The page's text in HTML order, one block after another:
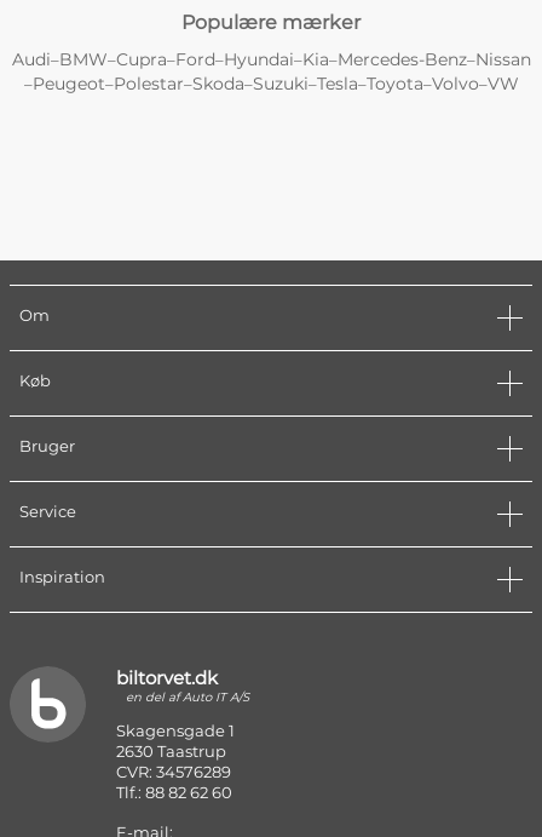
Populære mærker
Audi–BMW–Cupra–Ford–Hyundai–Kia–Mercedes-Benz–Nissan
–Peugeot–Polestar–Skoda–Suzuki–Tesla–Toyota–Volvo–VW
Om
Køb
Bruger
Service
Inspiration
biltorvet.dk
en del af Auto IT A/S
Skagensgade 1
2630 Taastrup
CVR: 34576289
Tlf.: 88 82 62 60
E-mail: